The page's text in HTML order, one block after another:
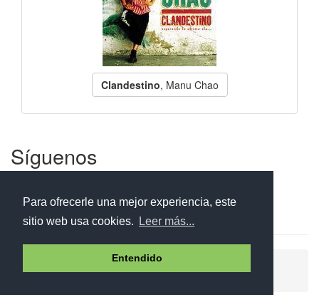
Para ofrecerle una mejor experiencia, este
sitio web usa cookies.
Leer más...
Entendido
Clandestino, Manu Chao
Síguenos
Aviso legal